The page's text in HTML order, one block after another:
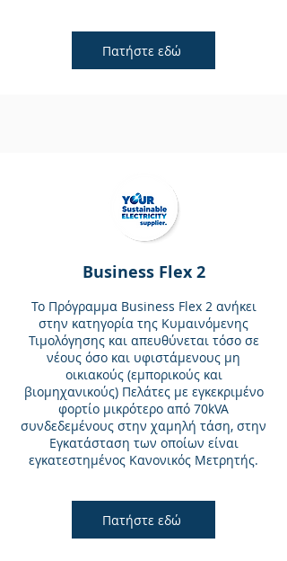
Πατήστε εδώ
Business Flex 2
Το Πρόγραμμα Business Flex 2 ανήκει
στην κατηγορία της Κυμαινόμενης
Τιμολόγησης και απευθύνεται τόσο σε
νέους όσο και υφιστάμενους μη
οικιακούς (εμπορικούς και
βιομηχανικούς) Πελάτες με εγκεκριμένο
φορτίο μικρότερο από 70kVA
συνδεδεμένους στην χαμηλή τάση, στην
Εγκατάσταση των οποίων είναι
εγκατεστημένος Κανονικός Μετρητής.
Πατήστε εδώ